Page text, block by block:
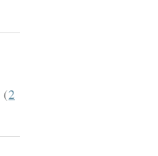
(2